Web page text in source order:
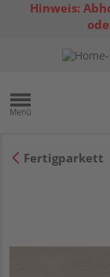
Hinweis:
Fertigparkett